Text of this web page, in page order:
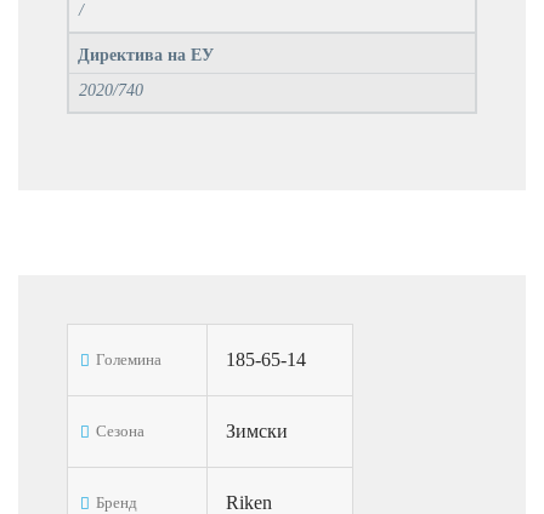
/
Директива на ЕУ
2020/740
Големина 185-65-14
Сезона Зимски
Бренд Riken